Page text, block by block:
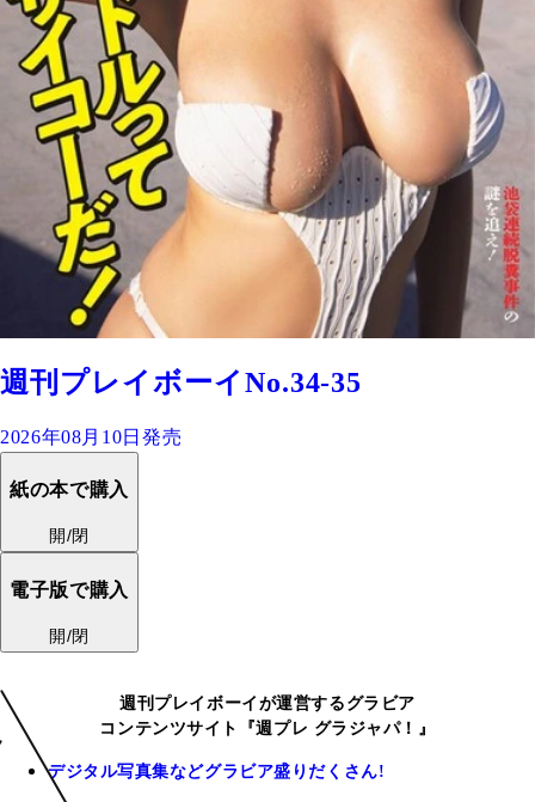
週刊プレイボーイNo.34-35
2026年08月10日発売
紙の本で購入
開/閉
電子版で購入
開/閉
週刊プレイボーイが運営するグラビア
コンテンツサイト『週プレ グラジャパ！』
デジタル写真集などグラビア盛りだくさん!